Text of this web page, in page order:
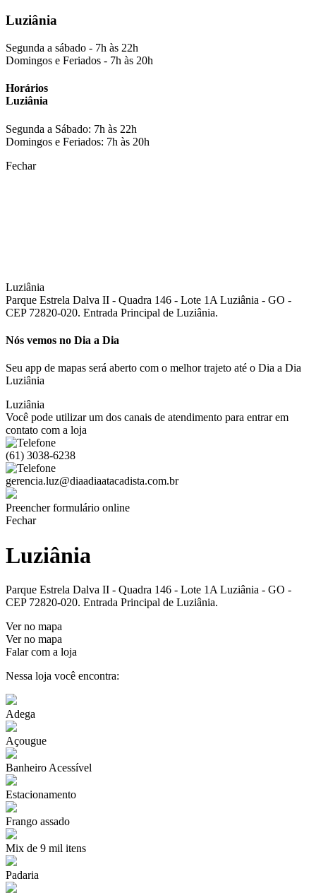
Luziânia
Segunda a sábado - 7h às 22h
Domingos e Feriados - 7h às 20h
Horários
Luziânia
Segunda a Sábado: 7h às 22h
Domingos e Feriados: 7h às 20h
Fechar
Luziânia
Parque Estrela Dalva II - Quadra 146 - Lote 1A Luziânia - GO -
CEP 72820-020. Entrada Principal de Luziânia.
Nós vemos no Dia a Dia
Seu app de mapas será aberto com o melhor trajeto até o Dia a Dia
Luziânia
Luziânia
Você pode utilizar um dos canais de atendimento para entrar em
contato com a loja
(61) 3038-6238
gerencia.luz@diaadiaatacadista.com.br
Preencher formulário online
Fechar
Luziânia
Parque Estrela Dalva II - Quadra 146 - Lote 1A Luziânia - GO -
CEP 72820-020. Entrada Principal de Luziânia.
Ver no mapa
Ver no mapa
Falar com a loja
Nessa loja você encontra:
Adega
Açougue
Banheiro Acessível
Estacionamento
Frango assado
Mix de 9 mil itens
Padaria